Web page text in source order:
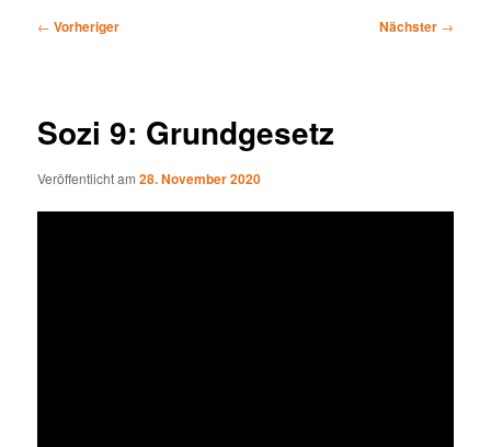
Beitragsnavigation
← Vorheriger Nächster →
Sozi 9: Grundgesetz
Veröffentlicht am28. November 2020